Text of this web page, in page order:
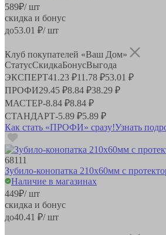
589₽/ шт
скидка и бонус
до53.01 ₽/ шт
Клуб покупателей «Ваш Дом»
СтатусСкидкаБонусВыгода
ЭКСПЕРТ41.23 ₽11.78 ₽53.01 ₽
ПРОФИ29.45 ₽8.84 ₽38.29 ₽
МАСТЕР-8.84 ₽8.84 ₽
СТАНДАРТ-5.89 ₽5.89 ₽
Как стать «ПРОФИ» сразу!Узнать
68111
Зубило-конопатка 210х60мм с
Наличие в магазинах
449₽/ шт
скидка и бонус
до40.41 ₽/ шт